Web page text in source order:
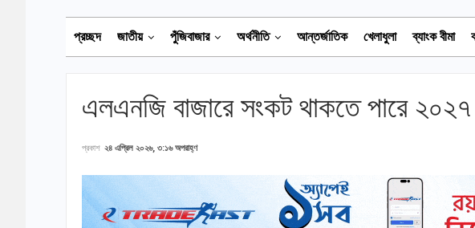
প্রচ্ছদ জাতীয় পুঁজিবাজার অর্থনীতি আন্তর্জাতিক খেলাধুলা ব্যাংক বীমা
এলএনজি বাজারে সংকট থাকতে পারে
প্রকাশ ২৪ এপ্রিল ২০২৬, ৩:১৬ অপরাহ্ণ